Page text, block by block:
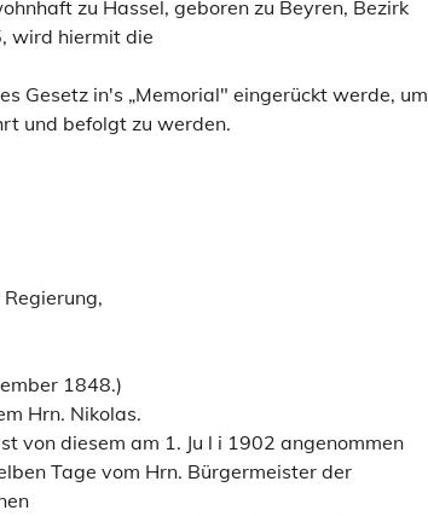
zu Hassel, geboren zu Beyren, Bezirk
wird hiermit die
Gesetz in's „Memorial" eingerückt werde, um
und befolgt zu werden.
1848.)
Hrn. Nikolas.
von diesem am 1. Ju l i 1902 angenommen
Tage vom Hrn. Bürgermeister der